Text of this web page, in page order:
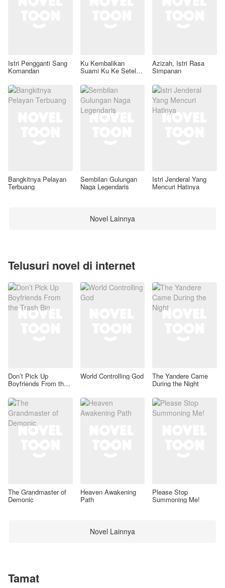
Istri Pengganti Sang
Komandan
Ku Kembalikan
Suami Ku Ke Setelan
Azizah, Istri Rasa
Simpanan
Bangkitnya Pelayan
Terbuang
Sembilan Gulungan
Naga Legendaris
Istri Jenderal Yang
Mencuri Hatinya
Novel Lainnya
Telusuri novel di internet
Don’t Pick Up
Boyfriends From the
World Controlling God The Yandere Came
During the Night
The Grandmaster of
Demonic
Heaven Awakening
Path
Please Stop
Summoning Me!
Novel Lainnya
Tamat